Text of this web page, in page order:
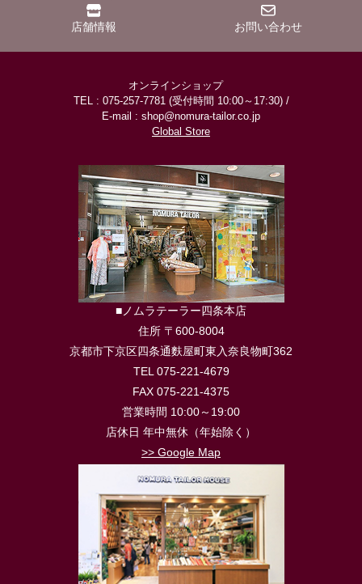
店舗情報 お問い合わせ
オンラインショップ
TEL : 075-257-7781 (受付時間 10:00～17:30) /
E-mail : shop@nomura-tailor.co.jp
Global Store
■ノムラテーラー四条本店
住所 〒600-8004
京都市下京区四条通麩屋町東入奈良物町362
TEL 075-221-4679
FAX 075-221-4375
営業時間 10:00～19:00
店休日 年中無休（年始除く）
>> Google Map